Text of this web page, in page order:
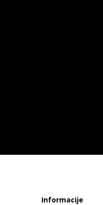
Informacije